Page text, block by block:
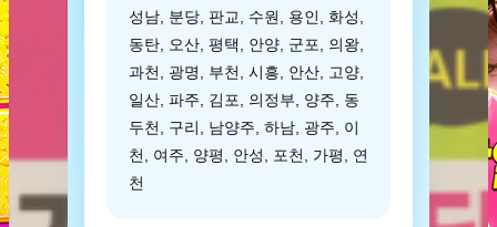
성남, 분당, 판교, 수원, 용인, 화성,
동탄, 오산, 평택, 안양, 군포, 의왕,
과천, 광명, 부천, 시흥, 안산, 고양,
일산, 파주, 김포, 의정부, 양주, 동
두천, 구리, 남양주, 하남, 광주, 이
천, 여주, 양평, 안성, 포천, 가평, 연
천